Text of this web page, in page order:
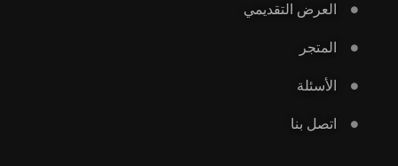
العرض التقديمي
المتجر
الأسئلة
اتصل بنا